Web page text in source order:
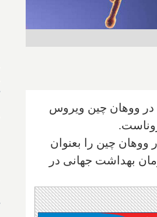
در ووهان چین ویروس
ووهان چین را بعنوان
بهداشت جهانی در